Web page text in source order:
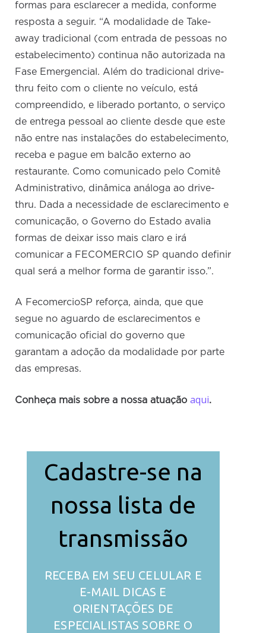
formas para esclarecer a medida, conforme
resposta a seguir. “A modalidade de Take-
away tradicional (com entrada de pessoas no
estabelecimento) continua não autorizada na
Fase Emergencial. Além do tradicional drive-
thru feito com o cliente no veículo, está
compreendido, e liberado portanto, o serviço
de entrega pessoal ao cliente desde que este
não entre nas instalações do estabelecimento,
receba e pague em balcão externo ao
restaurante. Como comunicado pelo Comitê
Administrativo, dinâmica análoga ao drive-
thru. Dada a necessidade de esclarecimento e
comunicação, o Governo do Estado avalia
formas de deixar isso mais claro e irá
comunicar a FECOMERCIO SP quando definir
qual será a melhor forma de garantir isso.”.
A FecomercioSP reforça, ainda, que que
segue no aguardo de esclarecimentos e
comunicação oficial do governo que
garantam a adoção da modalidade por parte
das empresas.
Conheça mais sobre a nossa atuaçãoaqui.
Cadastre-se na
nossa lista de
transmissão
RECEBA EM SEU CELULAR E
E-MAIL DICAS E
ORIENTAÇÕES DE
ESPECIALISTAS SOBRE O